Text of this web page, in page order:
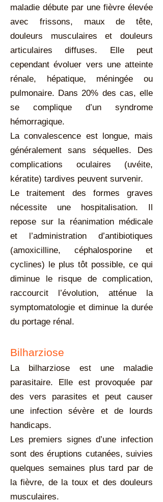
maladie débute par une fièvre élevée
avec frissons, maux de tête,
douleurs musculaires et douleurs
articulaires diffuses. Elle peut
cependant évoluer vers une atteinte
rénale, hépatique, méningée ou
pulmonaire. Dans 20% des cas, elle
se complique d’un syndrome
hémorragique.
La convalescence est longue, mais
généralement sans séquelles. Des
complications oculaires (uvéite,
kératite) tardives peuvent survenir.
Le traitement des formes graves
nécessite une hospitalisation. Il
repose sur la réanimation médicale
et l’administration d’antibiotiques
(amoxicilline, céphalosporine et
cyclines) le plus tôt possible, ce qui
diminue le risque de complication,
raccourcit l’évolution, atténue la
symptomatologie et diminue la durée
du portage rénal.
Bilharziose
La bilharziose est une maladie
parasitaire. Elle est provoquée par
des vers parasites et peut causer
une infection sévère et de lourds
handicaps.
Les premiers signes d’une infection
sont des éruptions cutanées, suivies
quelques semaines plus tard par de
la fièvre, de la toux et des douleurs
musculaires.